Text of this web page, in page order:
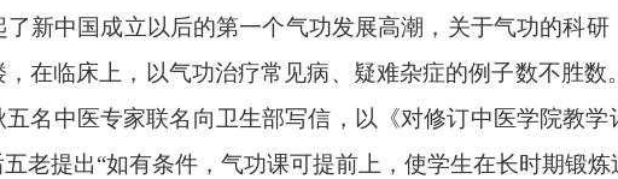
新中国成立以后的第一个气功发展高潮，关于气功的科研
在临床上，以气功治疗常见病、疑难杂症的例子数不胜数
名中医专家联名向卫生部写信，以《对修订中医学院教学
老提出“如有条件，气功课可提前上，使学生在长时期锻